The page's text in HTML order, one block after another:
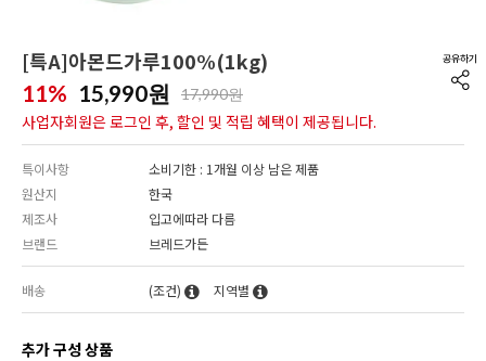
[특A]아몬드가루100%(1kg)
11% 15,990원 17,990원
사업자회원은 로그인 후, 할인 및 적립 혜택이 제공됩니다.
특이사항
소비기한 : 1개월 이상 남은 제품
원산지
한국
제조사
입고에따라 다름
브랜드
브레드가든
배송 (조건) 지역별
추가 구성 상품